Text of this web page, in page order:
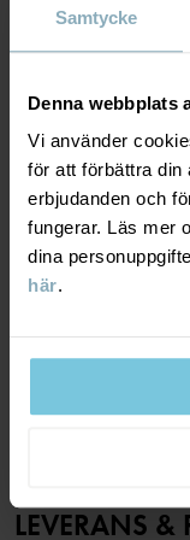
Samtycke
Denna webbplats
Vi använder
för att förbättra din
erbjudanden och
fungerar. Läs mer
dina
här.
Läs mer
Andning
God
VINDTÄTHET
Vindtätt
MATERIAL &
OUTER FABRIC
LEVERANS &